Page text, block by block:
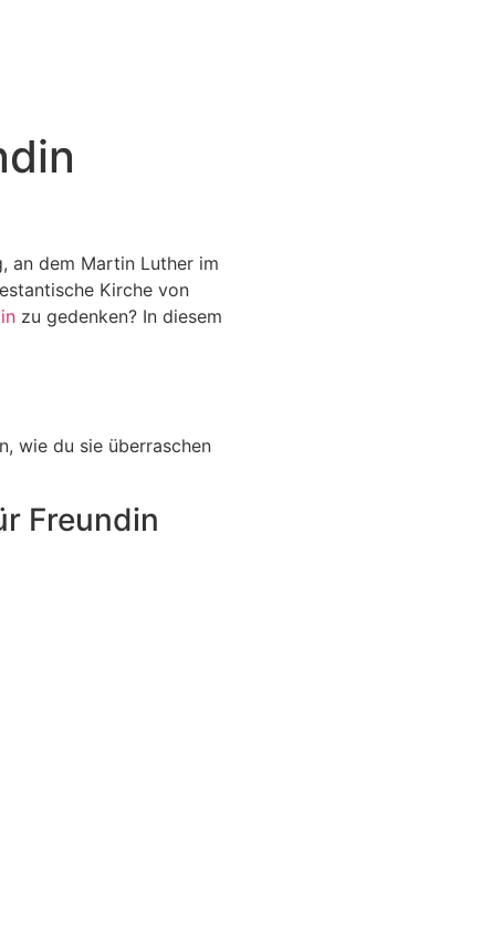
an dem Martin Luther im
Kirche von
zu gedenken? In diesem
wie du sie überraschen
Freundin